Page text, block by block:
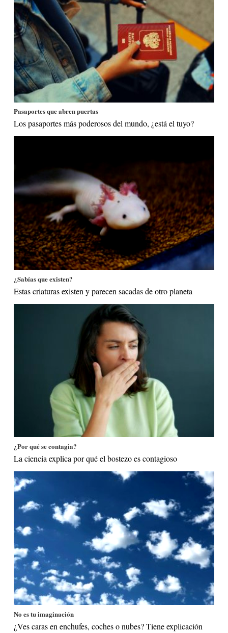
Pasaportes que abren puertas
Los pasaportes más poderosos del mundo, ¿está el tuyo?
¿Sabías que existen?
Estas criaturas existen y parecen sacadas de otro planeta
¿Por qué se contagia?
La ciencia explica por qué el bostezo es contagioso
No es tu imaginación
¿Ves caras en enchufes, coches o nubes? Tiene explicación